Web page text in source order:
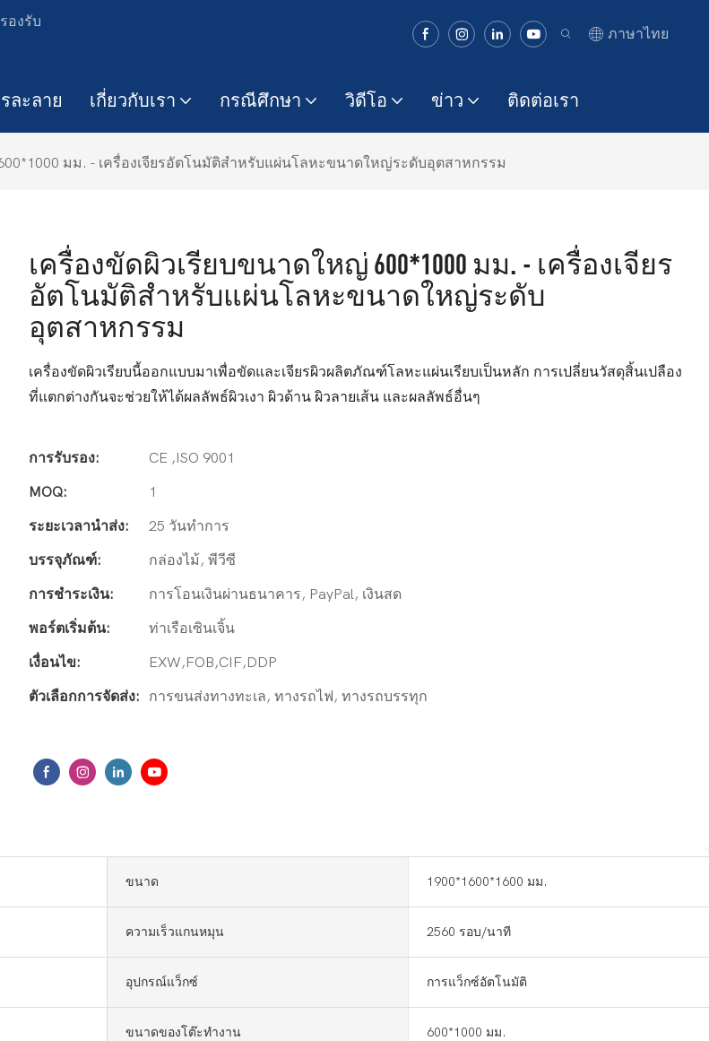
องรับ
ภาษาไทย
ละลาย เกี่ยวกับเรา กรณีศึกษา วิดีโอ ข่าว ติดต่อเรา
มม. - เครื่องเจียรอัตโนมัติสำหรับแผ่นโลหะขนาดใหญ่ระดับอุตสาหกรรม
เครื่องขัดผิวเรียบขนาดใหญ่ 600*1000 มม. - เครื่องเจียร
อัตโนมัติสำหรับแผ่นโลหะขนาดใหญ่ระดับ
อุตสาหกรรม
เครื่องขัดผิวเรียบนี้ออกแบบมาเพื่อขัดและเจียรผิวผลิตภัณฑ์โลหะแผ่นเรียบเป็นหลัก การเปลี่ยนวัสดุสิ้นเปลือง
ที่แตกต่างกันจะช่วยให้ได้ผลลัพธ์ผิวเงา ผิวด้าน ผิวลายเส้น และผลลัพธ์อื่นๆ
การรับรอง: CE ,ISO 9001
MOQ: 1
ระยะเวลานำส่ง: 25 วันทำการ
บรรจุภัณฑ์: กล่องไม้, พีวีซี
การชำระเงิน: การโอนเงินผ่านธนาคาร, PayPal, เงินสด
พอร์ตเริ่มต้น: ท่าเรือเซินเจิ้น
เงื่อนไข: EXW,FOB,CIF,DDP
ตัวเลือกการจัดส่ง: การขนส่งทางทะเล, ทางรถไฟ, ทางรถบรรทุก
ขนาด 1900*1600*1600 มม.
ความเร็วแกนหมุน 2560 รอบ/นาที
อุปกรณ์แว็กซ์ การแว็กซ์อัตโนมัติ
ขนาดของโต๊ะทำงาน 600*1000 มม.